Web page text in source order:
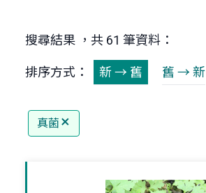
搜尋結果 ，共 61 筆資料：
排序方式： 新 → 舊 舊 → 新
真菌